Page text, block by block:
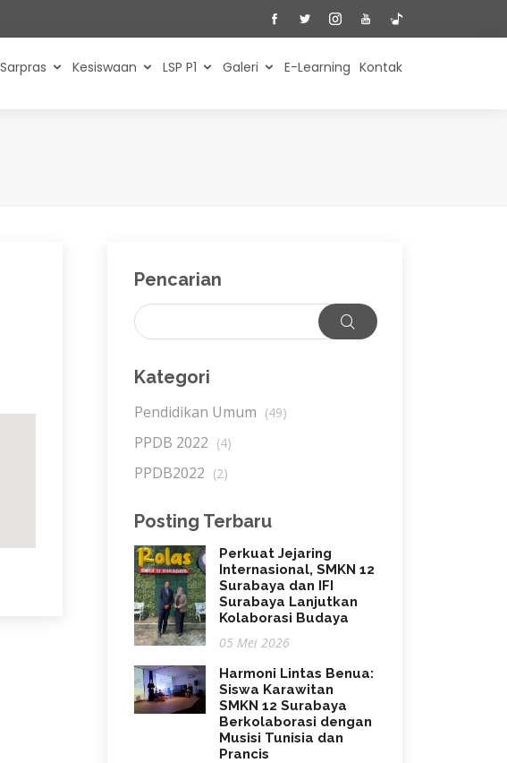
Sarpras Kesiswaan LSP P1 Galeri E-Learning Kontak
Pencarian
Kategori
Pendidikan Umum (49)
PPDB 2022 (4)
PPDB2022 (2)
Posting Terbaru
Perkuat Jejaring
Internasional, SMKN 12
Surabaya dan IFI
Surabaya Lanjutkan
Kolaborasi Budaya
05 Mei 2026
Harmoni Lintas Benua:
Siswa Karawitan
SMKN 12 Surabaya
Berkolaborasi dengan
Musisi Tunisia dan
Prancis